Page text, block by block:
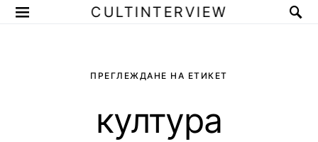
CULTINTERVIEW
ПРЕГЛЕЖДАНЕ НА ЕТИКЕТ
култура